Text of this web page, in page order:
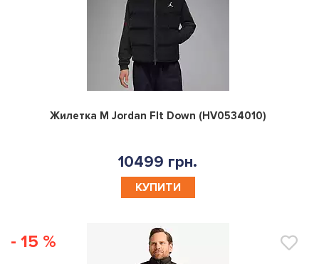
0
Жилетка M Jordan Flt Down (HV0534010)
10499 грн.
КУПИТИ
- 15 %